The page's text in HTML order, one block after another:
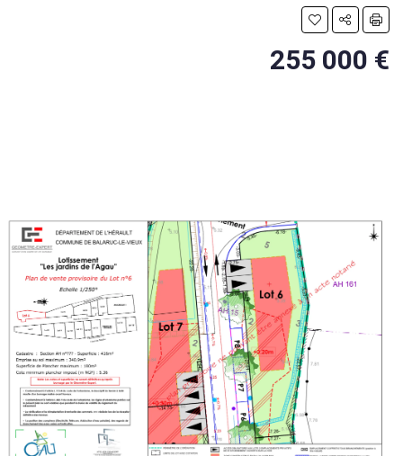
255 000 €